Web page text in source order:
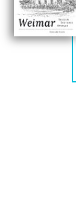
hinzufügen